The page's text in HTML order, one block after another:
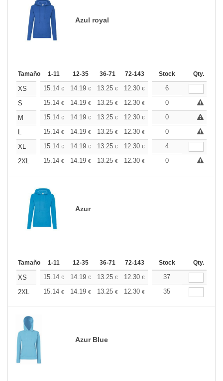
Azul royal
Tamaño 1-11 12-35 36-71 72-143 144-287 288 +
Stock Qty.
XS 15.14 € 14.19 € 13.25 € 12.30 € 11.36
6
S
15.14 € 14.19 € 13.25 € 12.30 € 11.36 €
0
M
15.14 € 14.19 € 13.25 € 12.30 € 11.36 €
0
L
15.14 € 14.19 € 13.25 € 12.30 € 11.36 €
0
XL
15.14 € 14.19 € 13.25 € 12.30 € 11.36
4
2XL
15.14 € 14.19 € 13.25 € 12.30 € 11.36 €
0
Azur
Tamaño 1-11 12-35 36-71 72-143 144-287 288 +
Stock Qty.
XS 15.14 € 14.19 € 13.25 € 12.30 € 11.36€
37
2XL
15.14 € 14.19 € 13.25 € 12.30 € 11.36€
35
Azur Blue